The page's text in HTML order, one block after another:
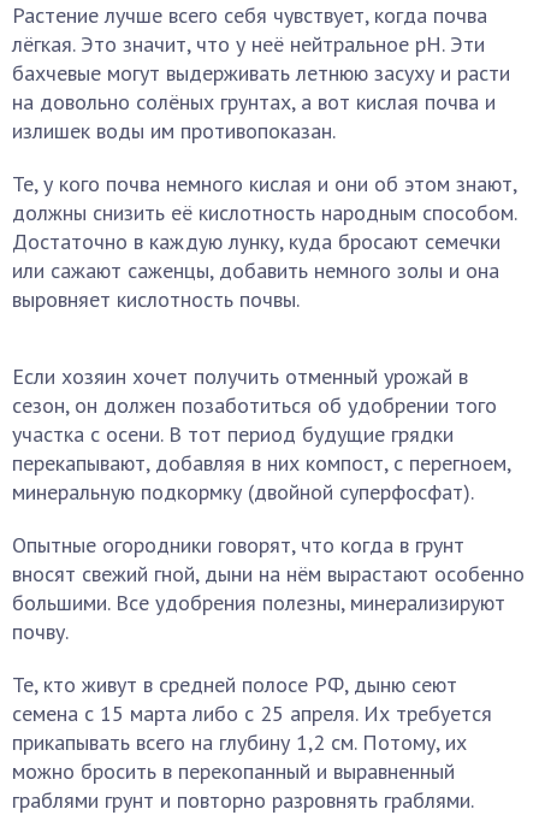
Растение лучше всего себя чувствует, когда почва
лёгкая. Это значит, что у неё нейтральное рН. Эти
бахчевые могут выдерживать летнюю засуху и расти
на довольно солёных грунтах, а вот кислая почва и
излишек воды им противопоказан.
Те, у кого почва немного кислая и они об этом знают,
должны снизить её кислотность народным способом.
Достаточно в каждую лунку, куда бросают семечки
или сажают саженцы, добавить немного золы и она
выровняет кислотность почвы.
Если хозяин хочет получить отменный урожай в
сезон, он должен позаботиться об удобрении того
участка с осени. В тот период будущие грядки
перекапывают, добавляя в них компост, с перегноем,
минеральную подкормку (двойной суперфосфат).
Опытные огородники говорят, что когда в грунт
вносят свежий гной, дыни на нём вырастают особенно
большими. Все удобрения полезны, минерализируют
почву.
Те, кто живут в средней полосе РФ, дыню сеют
семена с 15 марта либо с 25 апреля. Их требуется
прикапывать всего на глубину 1,2 см. Потому, их
можно бросить в перекопанный и выравненный
граблями грунт и повторно разровнять граблями.